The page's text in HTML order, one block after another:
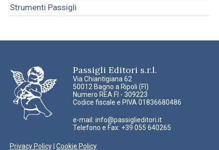
Strumenti Passigli
Passigli Editori s.r.l.
Via Chiantigiana 62
50012 Bagno a Ripoli (FI)
Numero REA FI - 309223
Codice fiscale e PIVA 01836680486
e-mail: info@passiglieditori.it
Telefono e Fax: +39 055 640265
Privacy Policy Cookie Policy